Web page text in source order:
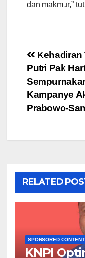
dan makmur,”
Post
Kehadiran
Putri Pak
Kampanye
Prabowo-
RELATED
SPONSORED CONTENT
KNPI